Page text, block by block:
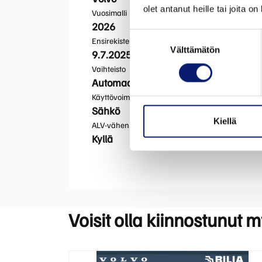
olet antanut heille tai joita
valinta
Välttämätön
Kiellä
Vuosimalli
2026
Ensirekisteröinti
9.7.2025
Vaihteisto
Automaatti
Käyttövoima
Sähkö
ALV-vähennyskelpoinen
Kyllä
Voisit olla kiinnostunut